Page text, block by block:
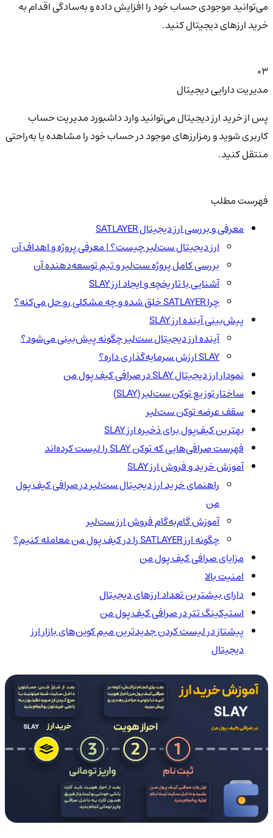
می‌توانید موجودی حساب خود را افزایش داده و به‌سادگی اقدام به
خرید ارزهای دیجیتال کنید.
03
مدیریت دارایی دیجیتال
پس از خرید ارز دیجیتال می‌توانید وارد داشبورد مدیریت حساب
کاربری شوید و رمزارزهای موجود در حساب خود را مشاهده یا به‌راحتی
منتقل کنید.
فهرست مطلب
معرفی و بررسی ارز دیجیتال SATLAYER
ارز دیجیتال ست‌لیر چیست؟ | معرفی پروژه و اهداف آن
بررسی کامل پروژه ست‌لیر و تیم توسعه‌دهنده آن
آشنایی با تاریخچه و ایجاد ارز SLAY
چرا SATLAYER خلق شده و چه مشکلی رو حل می‌کنه؟
پیش‌بینی آینده ارز SLAY
آینده ارز دیجیتال ست‌لیر چگونه پیش‌بینی می‌شود؟
SLAY ارزش سرمایه‌گذاری داره؟
نمودار ارز دیجیتال SLAY در صرافی کیف پول من
ساختار توزیع توکن ست‌لیر (SLAY)
سقف عرضه توکن ست‌لیر
بهترین کیف‌پول برای ذخیره ارز SLAY
فهرست صرافی‌هایی که توکن SLAY را لیست کرده‌اند
آموزش خرید و فروش ارز SLAY
راهنمای خرید ارز دیجیتال ست‌لیر در صرافی کیف پول
من
آموزش گام‌به‌گام فروش ارز ست‌لیر
چگونه ارز SATLAYER را در کیف پول من معامله کنیم؟
مزایای صرافی کیف پول من
امنیت بالا
دارای بیشترین تعداد ارزهای دیجیتال
استیکینگ تتر در صرافی کیف پول من
پیشتاز در لیست کردن جدیدترین میم کوین‌های بازار ارز
دیجیتال